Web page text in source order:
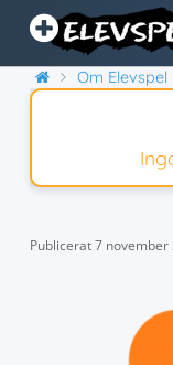
Om Elevspel
Publicerat7 november